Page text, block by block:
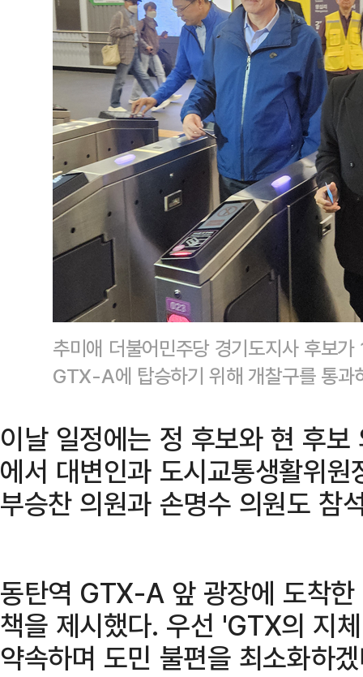
추미애 더불어민주당 경기도지사 후보
GTX-A에 탑승하기 위해 개찰구를 통
이날 일정에는 정 후보와 현 후
에서 대변인과 도시교통생활위
부승찬 의원과 손명수 의원도 참
동탄역 GTX-A 앞 광장에 도착
책을 제시했다. 우선 'GTX의 지
약속하며 도민 불편을 최소화하